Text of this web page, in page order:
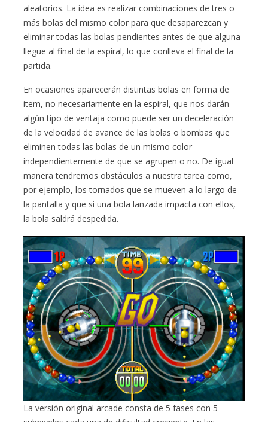
aleatorios. La idea es realizar combinaciones de tres o
más bolas del mismo color para que desaparezcan y
eliminar todas las bolas pendientes antes de que alguna
llegue al final de la espiral, lo que conlleva el final de la
partida.
En ocasiones aparecerán distintas bolas en forma de
item, no necesariamente en la espiral, que nos darán
algún tipo de ventaja como puede ser un deceleración
de la velocidad de avance de las bolas o bombas que
eliminen todas las bolas de un mismo color
independientemente de que se agrupen o no. De igual
manera tendremos obstáculos a nuestra tarea como,
por ejemplo, los tornados que se mueven a lo largo de
la pantalla y que si una bola lanzada impacta con ellos,
la bola saldrá despedida.
La versión original arcade consta de 5 fases con 5